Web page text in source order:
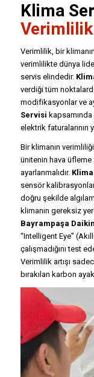
Klima
Verimlilik
Verimlilik, bir
verimlilikte dünya
servis elindedir.
verdiği tüm
modifikasyonlar ve
Servisi
elektrik faturalarının
Bir klimanın
ünitenin hava üfleme
ayarlanmalıdır.
sensör
doğru şekilde
klimanın gereksiz
Bayrampaşa
“Intelligent Eye”
çalışmadığını test
Verimlilik artışı
bırakılan karbon